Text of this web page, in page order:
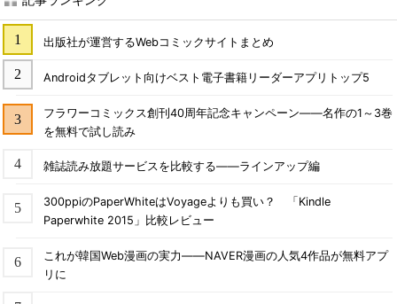
出版社が運営するWebコミックサイトまとめ
Androidタブレット向けベスト電子書籍リーダーアプリトップ5
フラワーコミックス創刊40周年記念キャンペーン――名作の1～3巻
を無料で試し読み
雑誌読み放題サービスを比較する――ラインアップ編
300ppiのPaperWhiteはVoyageよりも買い？ 「Kindle
Paperwhite 2015」比較レビュー
これが韓国Web漫画の実力――NAVER漫画の人気4作品が無料アプ
リに